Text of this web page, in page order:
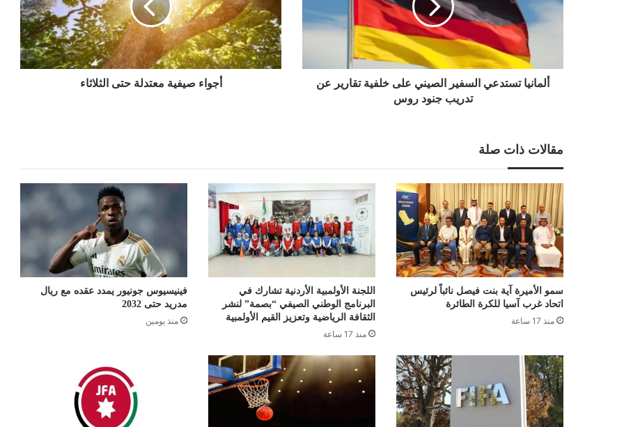
على
خلفية
تدريب
جنودألمانيا تستدعي السفير الصيني على خلفية تقارير عن
تدريب جنود روس
الثلاثاء
أجواء صيفية معتدلة حتى الثلاثاء
مقالات ذات صلة
سمو الأميرة آية بنت فيصل نائباً لرئيس
اتحاد غرب آسيا للكرة الطائرة
منذ 17 ساعة
اللجنة الأولمبية الأردنية تشارك في
البرنامج الوطني الصيفي “بصمة” لنشر
الثقافة الرياضية وتعزيز القيم الأولمبية
منذ 17 ساعة
فينيسيوس جونيور يمدد عقده مع ريال
مدريد حتى 2032
منذ يومين